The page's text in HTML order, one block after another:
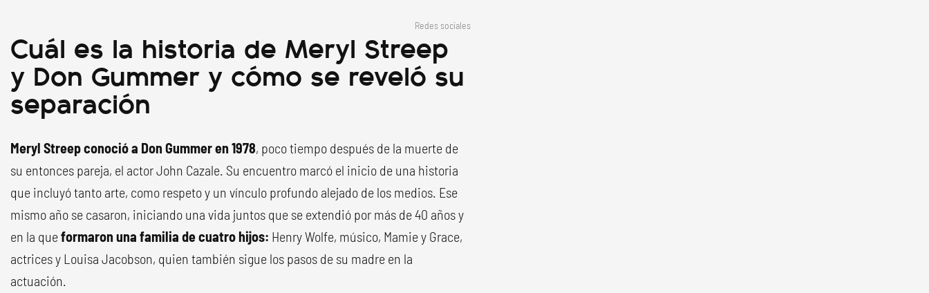
Redes sociales
Cuál es la historia de Meryl Streep
y Don Gummer y cómo se reveló su
separación
Meryl Streep conoció a Don Gummer en 1978, poco tiempo después de la muerte de
su entonces pareja, el actor John Cazale. Su encuentro marcó el inicio de una historia
que incluyó tanto arte, como respeto y un vínculo profundo alejado de los medios. Ese
mismo año se casaron, iniciando una vida juntos que se extendió por más de 40 años y
en la queformaron una familia de cuatro hijos: Henry Wolfe, músico, Mamie y Grace,
actrices y Louisa Jacobson, quien también sigue los pasos de su madre en la
actuación.